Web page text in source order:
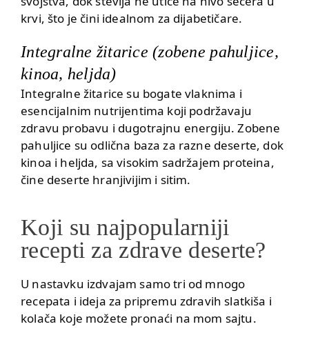
krvi, što je čini idealnom za dijabetičare.
Integralne žitarice (zobene pahuljice,
kinoa, heljda)
Integralne žitarice su bogate vlaknima i
esencijalnim nutrijentima koji podržavaju
zdravu probavu i dugotrajnu energiju. Zobene
pahuljice su odlična baza za razne deserte, dok
kinoa i heljda, sa visokim sadržajem proteina,
čine deserte hranjivijim i sitim.
Koji su najpopularniji
recepti za zdrave deserte?
U nastavku izdvajam samo tri od mnogo
recepata i ideja za pripremu zdravih slatkiša i
kolača koje možete pronaći na mom sajtu.